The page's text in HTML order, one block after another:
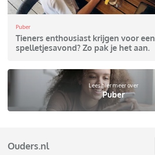
Puber
Tieners enthousiast krijgen voor een
spelletjesavond? Zo pak je het aan.
Lees hier meer over
Puber
Ouders.nl